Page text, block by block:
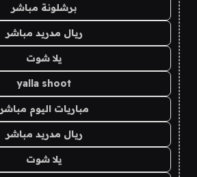
برشلونة مباشر
ريال مدريد مباشر
يلا شوت
yalla shoot
مباريات اليوم مباشر
ريال مدريد مباشر
يلا شوت